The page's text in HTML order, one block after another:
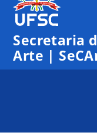
Secretaria
Arte |
0:00
1:00